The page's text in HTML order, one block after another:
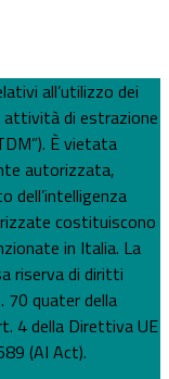
all’utilizzo dei
attività di estrazione
È vietata
autorizzata,
dell’intelligenza
costituiscono
in Italia. La
riserva di diritti
70 quater della
4 della Direttiva UE
(AI Act).